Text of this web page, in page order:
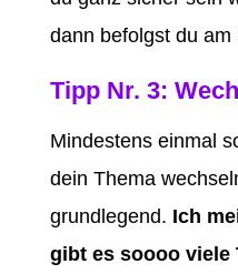
dann befolgst du am
Tipp Nr. 3:
Mindestens einmal
dein Thema
grundlegend. Ich
gibt es soooo viele